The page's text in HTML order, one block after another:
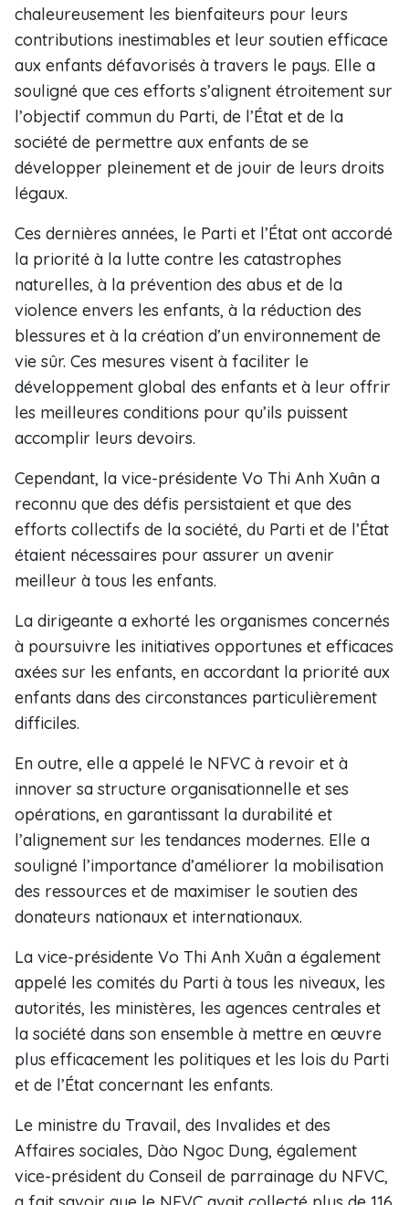
chaleureusement les bienfaiteurs pour leurs
contributions inestimables et leur soutien efficace
aux enfants défavorisés à travers le pays. Elle a
souligné que ces efforts s’alignent étroitement sur
l’objectif commun du Parti, de l’État et de la
société de permettre aux enfants de se
développer pleinement et de jouir de leurs droits
légaux.
Ces dernières années, le Parti et l’État ont accordé
la priorité à la lutte contre les catastrophes
naturelles, à la prévention des abus et de la
violence envers les enfants, à la réduction des
blessures et à la création d’un environnement de
vie sûr. Ces mesures visent à faciliter le
développement global des enfants et à leur offrir
les meilleures conditions pour qu’ils puissent
accomplir leurs devoirs.
Cependant, la vice-présidente Vo Thi Anh Xuân a
reconnu que des défis persistaient et que des
efforts collectifs de la société, du Parti et de l’État
étaient nécessaires pour assurer un avenir
meilleur à tous les enfants.
La dirigeante a exhorté les organismes concernés
à poursuivre les initiatives opportunes et efficaces
axées sur les enfants, en accordant la priorité aux
enfants dans des circonstances particulièrement
difficiles.
En outre, elle a appelé le NFVC à revoir et à
innover sa structure organisationnelle et ses
opérations, en garantissant la durabilité et
l’alignement sur les tendances modernes. Elle a
souligné l’importance d’améliorer la mobilisation
des ressources et de maximiser le soutien des
donateurs nationaux et internationaux.
La vice-présidente Vo Thi Anh Xuân a également
appelé les comités du Parti à tous les niveaux, les
autorités, les ministères, les agences centrales et
la société dans son ensemble à mettre en œuvre
plus efficacement les politiques et les lois du Parti
et de l’État concernant les enfants.
Le ministre du Travail, des Invalides et des
Affaires sociales, Dào Ngoc Dung, également
vice-président du Conseil de parrainage du NFVC,